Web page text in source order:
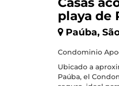
playa de
Paúba,
Condominio
Ubicado a
Paúba, el